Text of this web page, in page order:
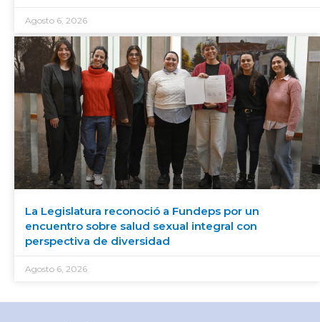
Agosto 6, 2026
La Legislatura reconoció a Fundeps por un
encuentro sobre salud sexual integral con
perspectiva de diversidad
Agosto 6, 2026